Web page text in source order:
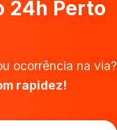
24h Perto
ocorrência na via?
rapidez!